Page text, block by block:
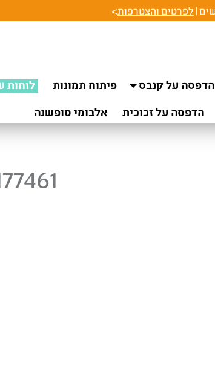
לפרטים והצטרפות>
הדפסה על קנבס פיתוח תמונות לוחות
הדפסה על זכוכית אלבומי סופשנה